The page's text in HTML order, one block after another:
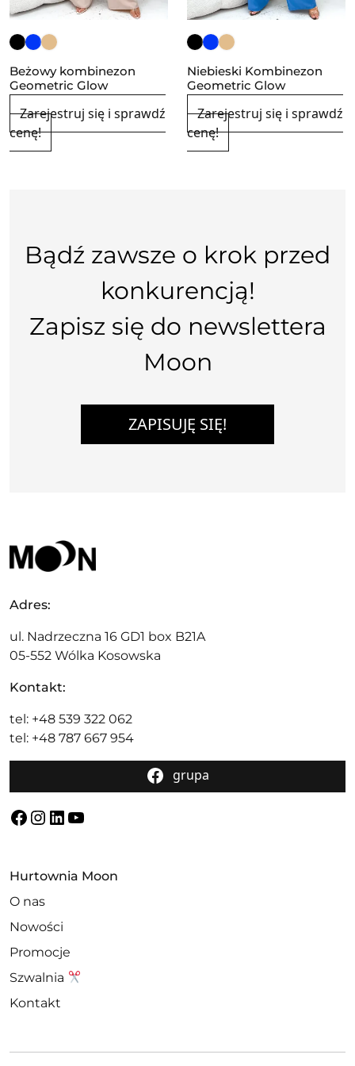
Beżowy kombinezon
Geometric Glow
Zarejestruj się i sprawdź
cenę!
Niebieski Kombinezon
Geometric Glow
Zarejestruj się i sprawdź
cenę!
Bądź zawsze o krok przed
konkurencją!
Zapisz się do newslettera
Moon
ZAPISUJĘ SIĘ!
Adres:
ul. Nadrzeczna 16 GD1 box B21A
05-552 Wólka Kosowska
Kontakt:
tel: +48 539 322 062
tel: +48 787 667 954
grupa
Facebook
Instagram
LinkedIn
YouTube
Hurtownia Moon
O nas
Nowości
Promocje
Szwalnia
Kontakt